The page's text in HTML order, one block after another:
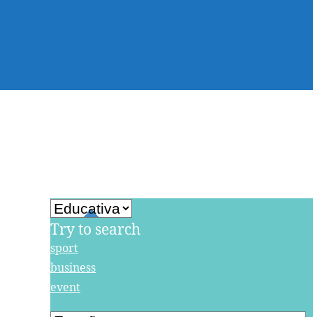
Try to search
sport
business
event